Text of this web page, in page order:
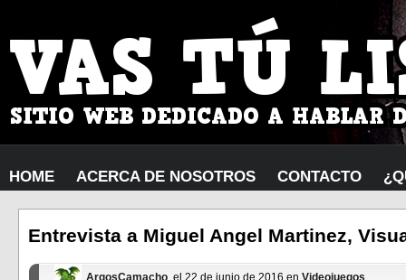
HOME ACERCA DE NOSOTROS CONTACTO
Entrevista a Miguel Angel Martinez,
ArgosCamacho, el 22 de junio de 2016 en Videojuegos